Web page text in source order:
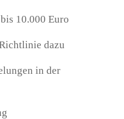
10.000 Euro
dazu
in der